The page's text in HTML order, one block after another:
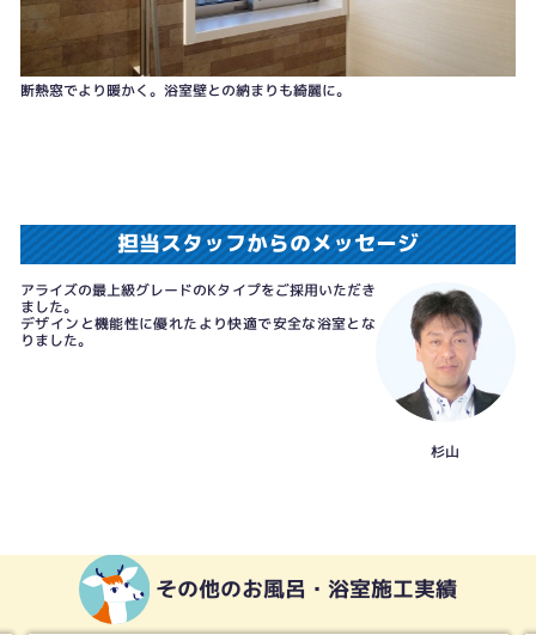
断熱窓でより暖かく。浴室壁との納まりも綺麗に。
担当スタッフからのメッセージ
アライズの最上級グレードのKタイプをご採用いただき
ました。
デザインと機能性に優れたより快適で安全な浴室とな
りました。
杉山
その他のお風呂・浴室施工実績